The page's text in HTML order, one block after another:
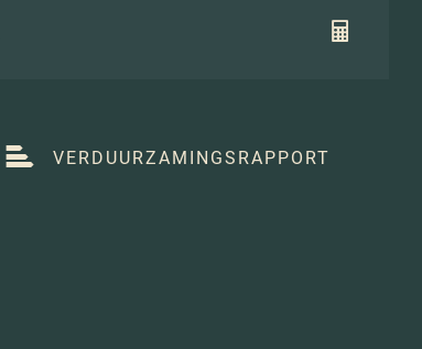
VERDUURZAMINGSRAPPORT